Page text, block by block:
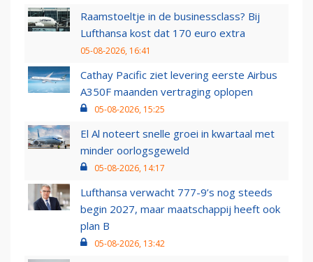
Raamstoeltje in de businessclass? Bij
Lufthansa kost dat 170 euro extra
05-08-2026, 16:41
Cathay Pacific ziet levering eerste Airbus
A350F maanden vertraging oplopen
05-08-2026, 15:25
El Al noteert snelle groei in kwartaal met
minder oorlogsgeweld
05-08-2026, 14:17
Lufthansa verwacht 777-9’s nog steeds
begin 2027, maar maatschappij heeft ook
plan B
05-08-2026, 13:42